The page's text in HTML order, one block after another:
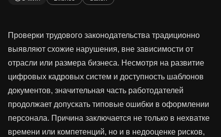
Проверки трудового законодательства традиционно
выявляют схожие нарушения, вне зависимости от
отрасли или размера бизнеса. Несмотря на развитие
цифровых кадровых систем и доступность шаблонов
документов, значительная часть работодателей
продолжает допускать типовые ошибки в оформлении
персонала. Причина заключается не только в нехватке
времени или компетенций, но и в недооценке рисков,